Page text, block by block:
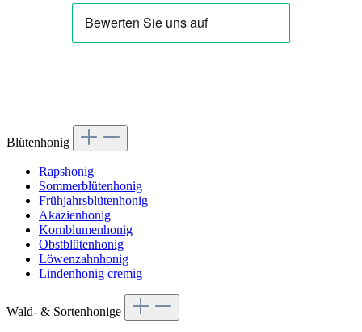
Blütenhonig
Rapshonig
Sommerblütenhonig
Frühjahrsblütenhonig
Akazienhonig
Kornblumenhonig
Obstblütenhonig
Löwenzahnhonig
Lindenhonig cremig
Wald- & Sortenhonige